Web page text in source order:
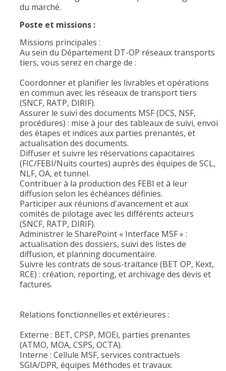
du marché.
Poste et missions :
Missions principales :
Au sein du Département DT-OP réseaux transports
tiers, vous serez en charge de :
Coordonner et planifier les livrables et opérations
en commun avec les réseaux de transport tiers
(SNCF, RATP, DIRIF).
Assurer le suivi des documents MSF (DCS, NSF,
procédures) : mise à jour des tableaux de suivi, envoi
des étapes et indices aux parties prenantes, et
actualisation des documents.
Diffuser et suivre les réservations capacitaires
(FIC/FEBI/Nuits courtes) auprès des équipes de SCL,
NLF, OA, et tunnel.
Contribuer à la production des FEBI et à leur
diffusion selon les échéances définies.
Participer aux réunions d'avancement et aux
comités de pilotage avec les différents acteurs
(SNCF, RATP, DIRIF).
Administrer le SharePoint « Interface MSF » :
actualisation des dossiers, suivi des listes de
diffusion, et planning documentaire.
Suivre les contrats de sous-traitance (BET OP, Kext,
RCE) : création, reporting, et archivage des devis et
factures.
Relations fonctionnelles et extérieures :
Externe : BET, CPSP, MOEi, parties prenantes
(ATMO, MOA, CSPS, OCTA).
Interne : Cellule MSF, services contractuels
SGIA/DPR, équipes Méthodes et travaux.